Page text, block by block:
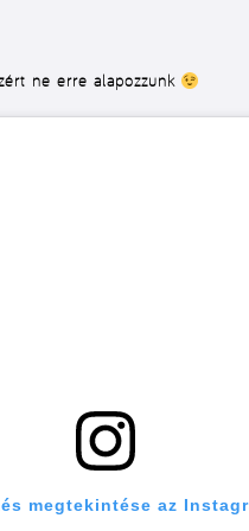
ne erre alapozzunk
megtekintése az